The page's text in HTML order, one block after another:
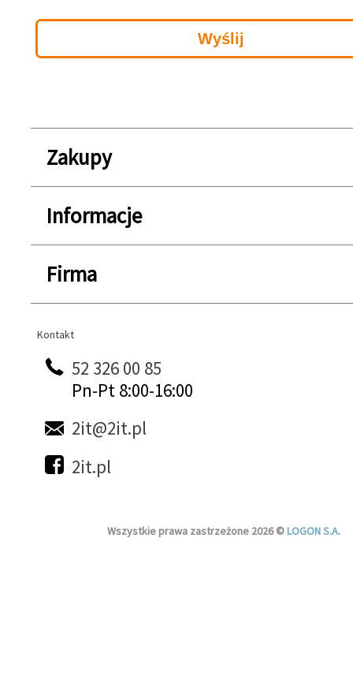
Zakupy
Informacje
Firma
Kontakt
Kontakt
52 326 00 85
Pn-Pt 8:00-16:00
2it@2it.pl
2it.pl
Wszystkie prawa zastrzeżone 2026 ©LOGON S.A.